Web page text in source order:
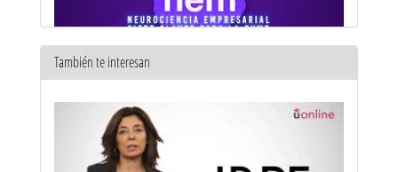
Neurociencia empresarial
También te interesan